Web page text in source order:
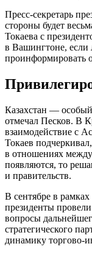
Пресс-секретарь
стороны будет
Токаева с
в Вашингтоне, если
проинформировать
Казахстан —
отмечал Песков. В
взаимодействие с
Токаев
в отношениях
появляются, то
и правительств.
В сентябре в
президенты
вопросы
стратегического
динамику торгово-